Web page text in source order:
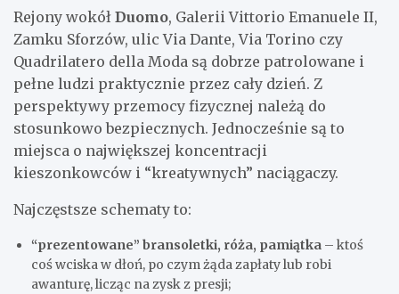
Rejony wokół Duomo, Galerii Vittorio Emanuele II,
Zamku Sforzów, ulic Via Dante, Via Torino czy
Quadrilatero della Moda są dobrze patrolowane i
pełne ludzi praktycznie przez cały dzień. Z
perspektywy przemocy fizycznej należą do
stosunkowo bezpiecznych. Jednocześnie są to
miejsca o największej koncentracji
kieszonkowców i “kreatywnych” naciągaczy.
Najczęstsze schematy to:
“prezentowane” bransoletki, róża, pamiątka – ktoś
coś wciska w dłoń, po czym żąda zapłaty lub robi
awanturę, licząc na zysk z presji;